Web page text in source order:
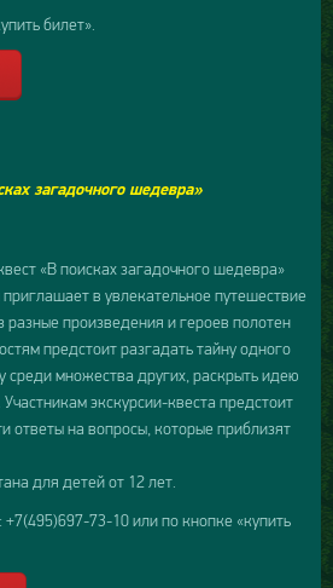
билет».
загадочного шедевра»
«В поисках загадочного шедевра»
в увлекательное путешествие
разные произведения и героев полотен
предстоит разгадать тайну одного
среди множества других, раскрыть идею
экскурсии-квеста предстоит
ответы на вопросы, которые приблизят
для детей от 12 лет.
73-10 или по кнопке «купить